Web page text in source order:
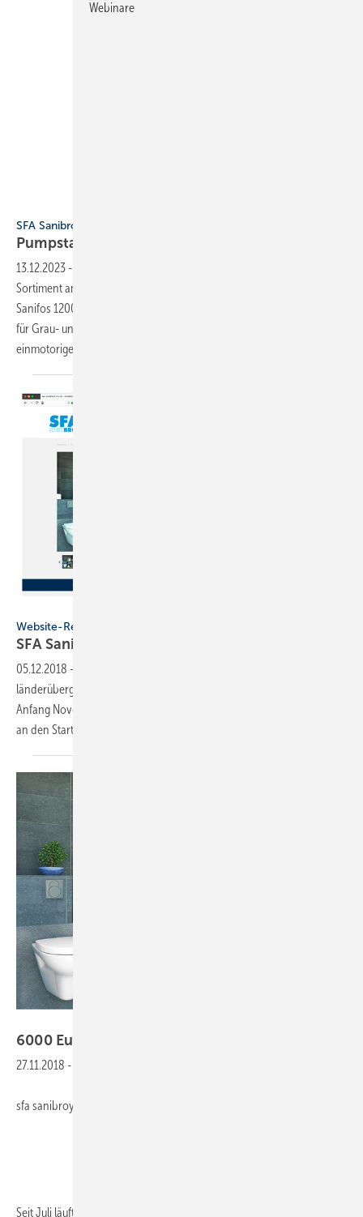
SFA Sanibroy
Pump stationen für
13.12.2023 -
Sortiment an Pumpstationen weiter aus. Bei den beiden Produktserien
Sanifos 1200 ZPG für Grau- und Regenwasser sowie Sanifos 1200 ZFS
für Grau- und Schwarzwasser handelt es sich um leistungsstarke
einmotorige Pumpstationen speziell für
Website-Relaunch
SFA Sanibroy: Neue
05.12.2018 -
länderübergreifenden einheitlichen Web-Auftritt zum Ziel gesetzt und
Anfang November in Deutschland die neue SFA SANIBROY Homepage
an den Start
6000 Euro zu
27.11.2018 -
sfa sanibroy
Seit Juli läuft die Sanibroy-Gewinnaktion, bei der insgesamt 112
Webinare